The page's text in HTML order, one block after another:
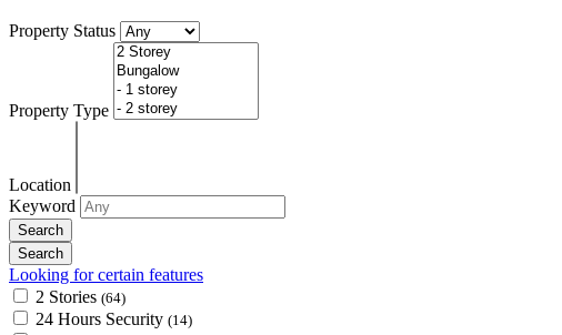
Property Status
Property Type
Location
Keyword
Looking for certain features
2 Stories (64)
24 Hours Security (14)